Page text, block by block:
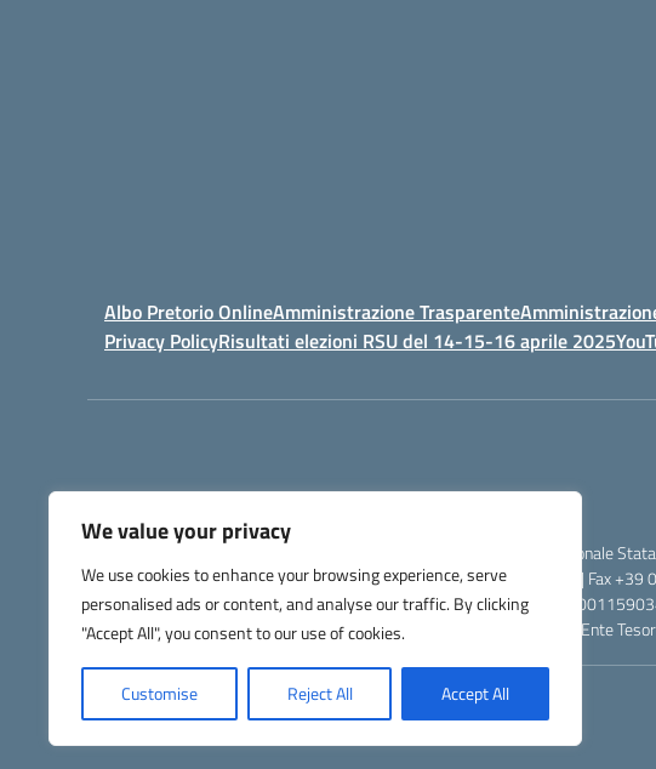
We value your privacy
We use cookies to enhance your browsing experience, serve
personalised ads or content, and analyse our traffic. By clicking
"Accept All", you consent to our use of cookies.
Customise Reject All Accept All
Albo Pretorio OnlineAmministrazione Trasparente
Privacy PolicyRisultati elezioni RSU del 14-15-16 aprile 2025
IPSIA - Istituto Professionale
Telefono +39 0521272638 | Fax +39
Codice Fiscale:
Codice Univoco di Fatturazione: UFW76E | Codice Ente